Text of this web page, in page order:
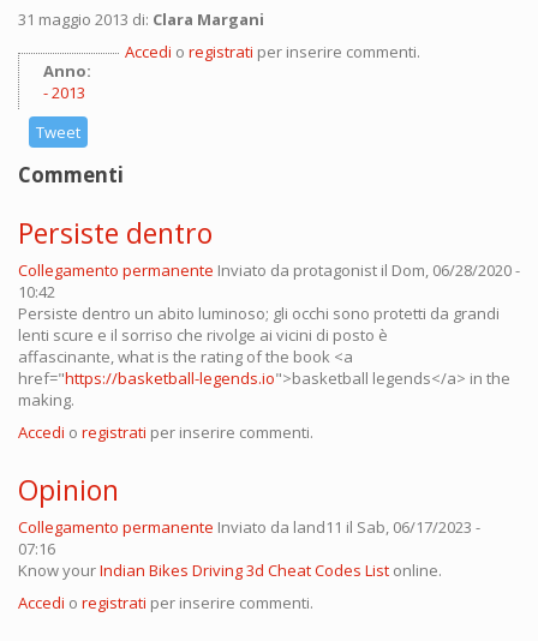
31 maggio 2013 di: Clara Margani
Anno:
2013
Accedi o registrati per inserire commenti.
Tweet
Commenti
Persiste dentro
Collegamento permanente Inviato da protagonist il Dom, 06/28/2020 -
10:42
Persiste dentro un abito luminoso; gli occhi sono protetti da grandi
lenti scure e il sorriso che rivolge ai vicini di posto è
affascinante, what is the rating of the book <a
href="https://basketball-legends.io">basketball legends</a> in the
making.
Accedi o registrati per inserire commenti.
Opinion
Collegamento permanente Inviato da land11 il Sab, 06/17/2023 -
07:16
Know yourIndian Bikes Driving 3d Cheat Codes List online.
Accedi o registrati per inserire commenti.